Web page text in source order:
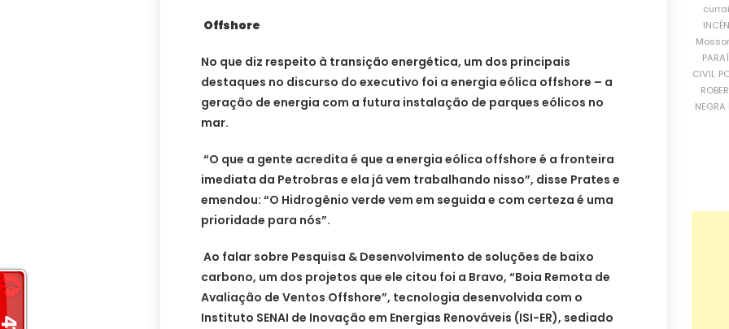
Offshore
No que diz respeito à transição energética, um dos principais
destaques no discurso do executivo foi a energia eólica offshore – a
geração de energia com a futura instalação de parques eólicos no
mar.
“O que a gente acredita é que a energia eólica offshore é a fronteira
imediata da Petrobras e ela já vem trabalhando nisso”, disse Prates e
emendou: “O Hidrogênio verde vem em seguida e com certeza é uma
prioridade para nós”.
Ao falar sobre Pesquisa & Desenvolvimento de soluções de baixo
carbono, um dos projetos que ele citou foi a Bravo, “Boia Remota de
Avaliação de Ventos Offshore”, tecnologia desenvolvida com o
Instituto SENAI de Inovação em Energias Renováveis (ISI-ER), sediado
CIVIL
NEGRA